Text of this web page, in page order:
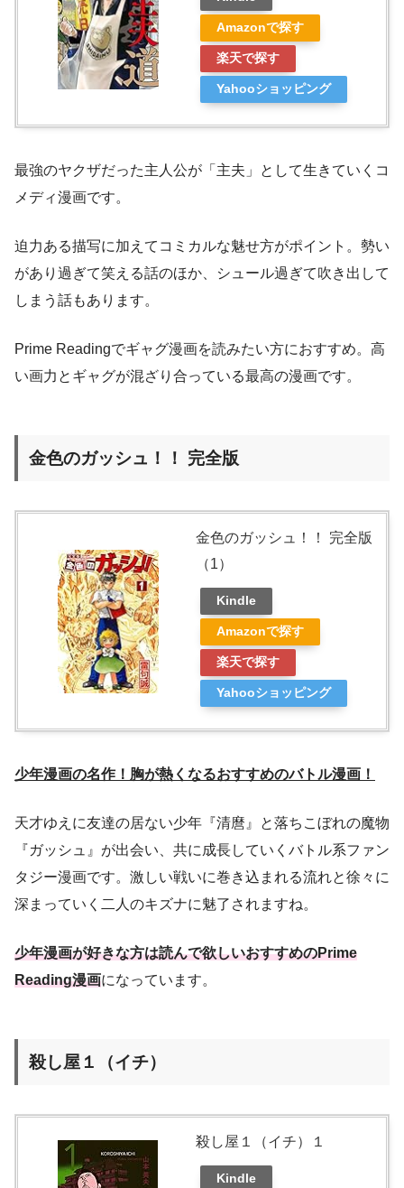
Amazonで探す
楽天で探す
Yahooショッピング
最強のヤクザだった主人公が「主夫」として生きていくコ
メディ漫画です。
迫力ある描写に加えてコミカルな魅せ方がポイント。勢い
があり過ぎて笑える話のほか、シュール過ぎて吹き出して
しまう話もあります。
Prime Readingでギャグ漫画を読みたい方におすすめ。高
い画力とギャグが混ざり合っている最高の漫画です。
金色のガッシュ！！ 完全版
金色のガッシュ！！ 完全版
（1）
Kindle
Amazonで探す
楽天で探す
Yahooショッピング
少年漫画の名作！胸が熱くなるおすすめのバトル漫画！
天才ゆえに友達の居ない少年『清麿』と落ちこぼれの魔物
『ガッシュ』が出会い、共に成長していくバトル系ファン
タジー漫画です。激しい戦いに巻き込まれる流れと徐々に
深まっていく二人のキズナに魅了されますね。
少年漫画が好きな方は読んで欲しいおすすめのPrime
Reading漫画になっています。
殺し屋１（イチ）
殺し屋１（イチ）１
Kindle